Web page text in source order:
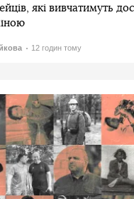
які вивчатимуть
12 годин тому